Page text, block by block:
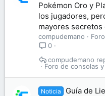
Pokémon Oro y
los jugadores,
mayores secretos
compudemano
0
Foro de consolas
compudemano
Noticia
Guía de